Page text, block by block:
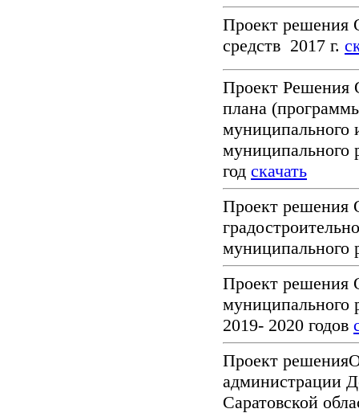
Проект решения
средств 2017 г.
Проект Решения
плана
муниципального
муниципального
год скачать
Проект решения
муниципального
Проект решения
муниципального
2019- 2020 годов
Проект
администрации
Саратовской